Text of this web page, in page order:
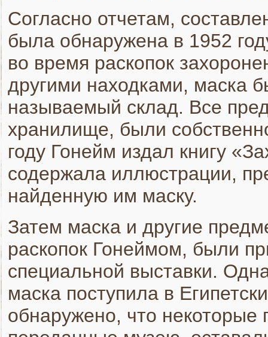
Согласно отчетам,
была обнаружена в 1952
во время раскопок
другими находками, маска
называемый склад. Все
хранилище, были
году Гонейм издал книгу
содержала иллюстрации,
найденную им маску.
Затем маска и другие
раскопок Гонеймом, были
специальной выставки.
маска поступила в
обнаружено, что